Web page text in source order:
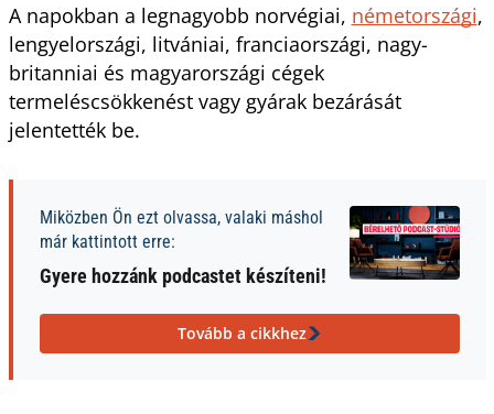
A napokban a legnagyobb norvégiai, németországi,
lengyelországi, litvániai, franciaországi, nagy-
britanniai és magyarországi cégek
termeléscsökkenést vagy gyárak bezárását
jelentették be.
Miközben Ön ezt olvassa, valaki máshol
már kattintott erre:
Gyere hozzánk podcastet készíteni!
Tovább a cikkhez